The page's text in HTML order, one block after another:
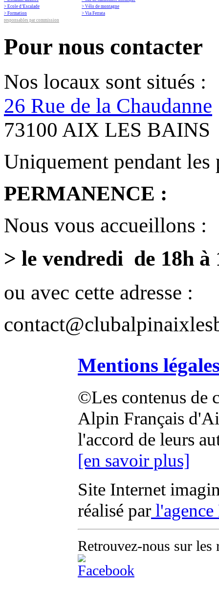
> Ecole d’Escalade
> Formation
> Vélo de montagne
> Via Ferrata
responsables par commission
Pour nous contacter
Nos locaux sont situés :
26 Rue de la Chaudanne
73100 AIX LES BAINS
Uniquement pendant les
PERMANENCE :
Nous vous accueillons :
> le vendredi de 18h à
ou avec cette adresse :
Mentions
©Les contenus de
Alpin Français
l'accord de leurs
[en savoir plus]
Site Internet
réalisé par
Retrouvez-nous sur les